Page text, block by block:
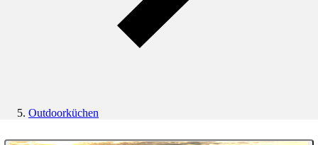
Outdoorküchen